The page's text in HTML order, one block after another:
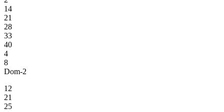
14
21
28
33
40
4
8
Dom-2
12
21
25